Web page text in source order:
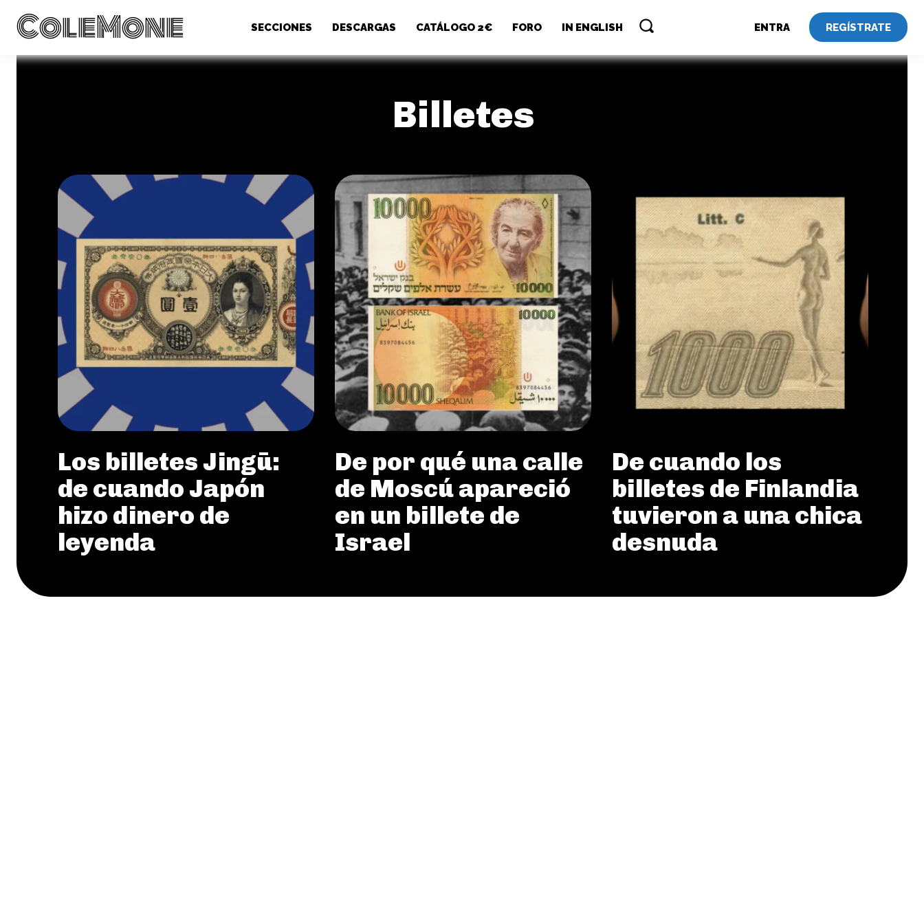
ColeMone SECCIONES DESCARGAS CATÁLOGO 2€ FORO IN ENGLISH ENTRA REGÍSTRATE
Billetes
Los billetes Jingū:
de cuando Japón
hizo dinero de
leyenda
De por qué una calle
de Moscú apareció
en un billete de
Israel
De cuando los
billetes de Finlandia
tuvieron a una chica
desnuda